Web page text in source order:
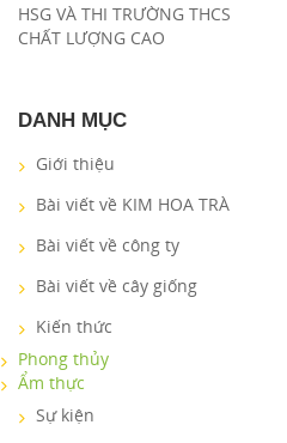
HSG VÀ THI TRƯỜNG THCS
CHẤT LƯỢNG CAO
DANH MỤC
Giới thiệu
Bài viết về KIM HOA TRÀ
Bài viết về công ty
Bài viết về cây giống
Kiến thức
Phong thủy
Ẩm thực
Sự kiện